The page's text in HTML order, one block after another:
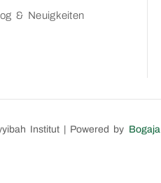
& Neuigkeiten
Institut | Powered by Bogaja